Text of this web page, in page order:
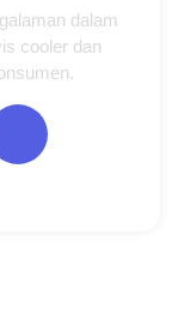
dalam
cooler dan